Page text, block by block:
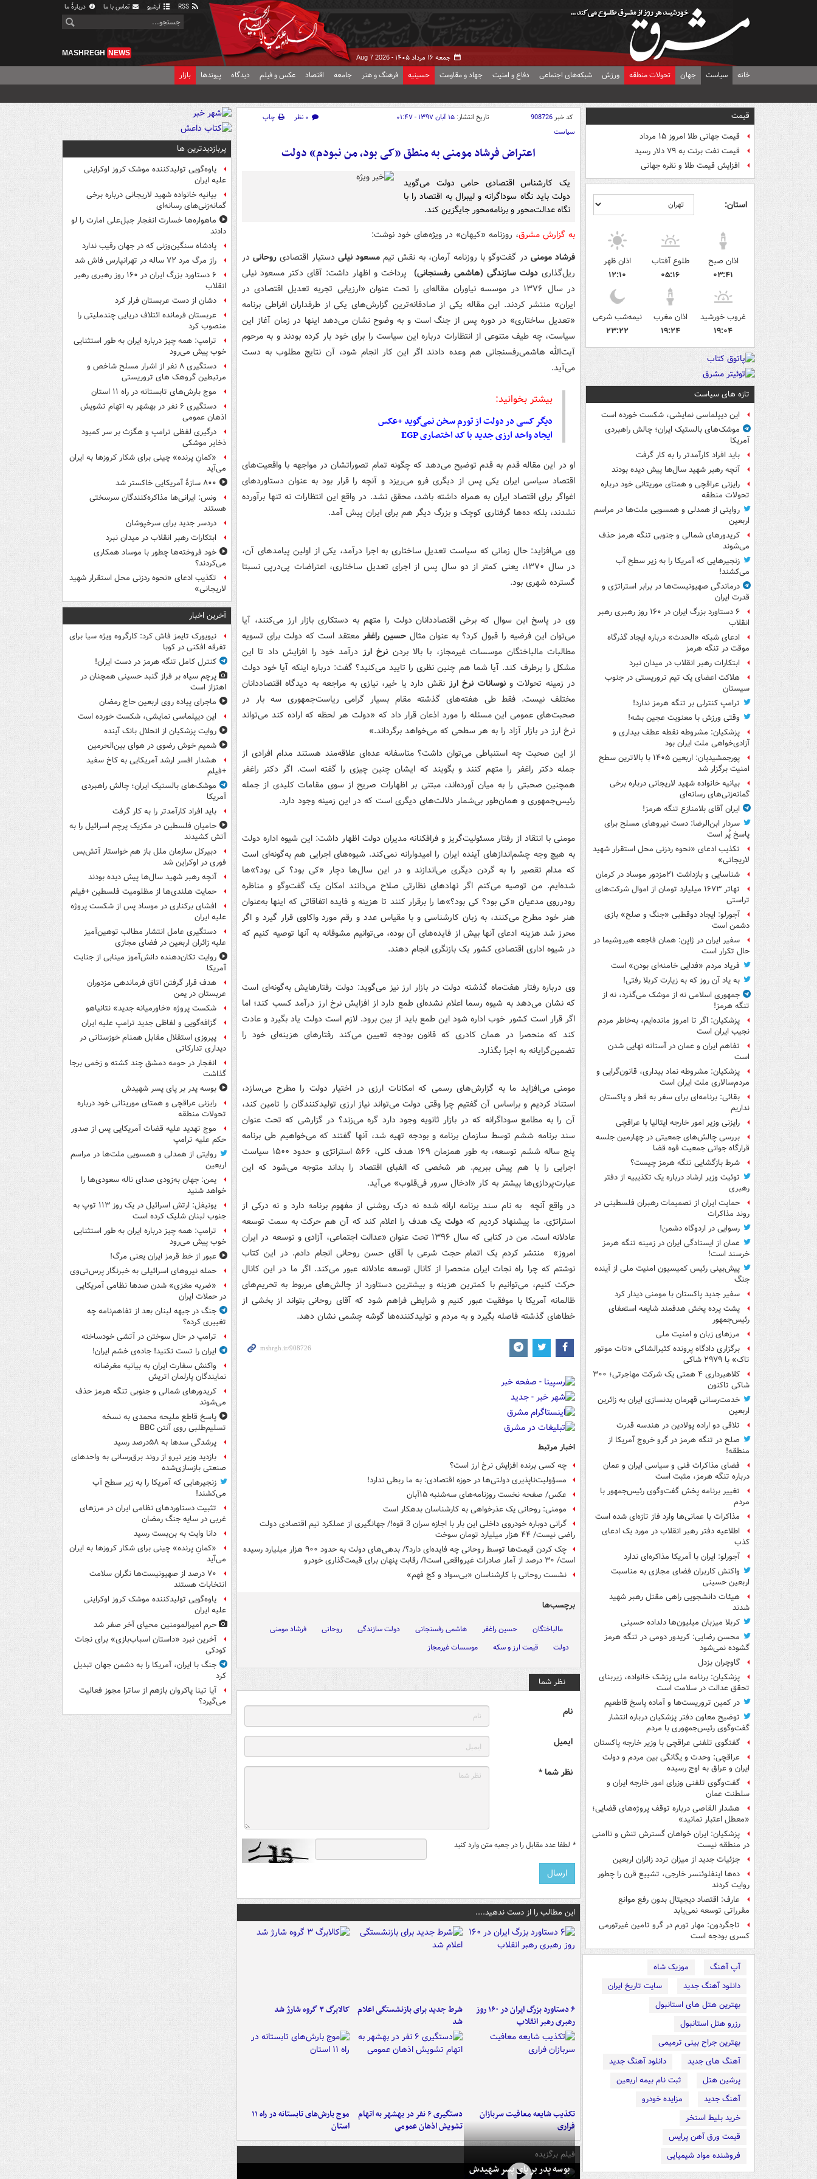
آرشیو تماس با ما دربارهٔ ما
جمعه ۱۶ مرداد ۱۴۰۵ - Aug 7 2026
MASHREGH NEWS
خانه سیاست جهان تحولات منطقه ورزش شبکه‌های اجتماعی دفاع و امنیت جهاد و مقاومت حسینیه فرهنگ و هنر جامعه اقتصاد عکس و فیلم دیدگاه پیوندها بازار
قیمت
قیمت جهانی طلا امروز ۱۵ مرداد
قیمت نفت برنت به ۷۹ دلار رسید
افزایش قیمت طلا و نقره جهانی
استان:
اذان صبح
۰۳:۴۱
طلوع آفتاب
۰۵:۱۶
اذان ظهر
۱۲:۱۰
غروب خورشید
۱۹:۰۴
اذان مغرب
۱۹:۲۴
نیمه‌شب شرعی
۲۳:۲۲
تازه های سیاست
این دیپلماسی نمایشی، شکست خورده است
موشک‌های بالستیک ایران؛ چالش راهبردی
آمریکا
باید افراد کارآمدتر را به کار گرفت
آنچه رهبر شهید سال‌ها پیش دیده بودند
رایزنی عراقچی و همتای موریتانی خود درباره
تحولات منطقه
روایتی از همدلی و همسویی ملت‌ها در مراسم
اربعین
کریدورهای شمالی و جنوبی تنگه هرمز حذف
می‌شوند
زنجیرهایی که آمریکا را به زیر سطح آب
می‌کشند!
درماندگی صهیونیست‌ها در برابر استراتژی و
قدرت ایران
۶ دستاورد بزرگ ایران در ۱۶۰ روز رهبری رهبر
انقلاب
ادعای شبکه «الحدث» درباره ایجاد گذرگاه
موقت در تنگه هرمز
ابتکارات رهبر انقلاب در میدان نبرد
هلاکت اعضای یک تیم تروریستی در جنوب
سیستان
ترامپ کنترلی بر تنگه هرمز ندارد!
وقتی ورزش با معنویت عجین بشه!
پزشکیان: مشروطه نقطه عطف بیداری و
آزادی‌خواهی ملت ایران بود
پورجمشیدیان: اربعین ۱۴۰۵ با بالاترین سطح
امنیت برگزار شد
بیانیه خانواده شهید لاریجانی درباره برخی
گمانه‌زنی‌های رسانه‌ای
ایران آقای بلامنازع تنگه هرمز!
سردار ابن‌الرضا: دست نیروهای مسلح برای
پاسخ پُر است
تکذیب ادعای «نحوه ردزنی محل استقرار شهید
لاریجانی»
شناسایی و بازداشت ۲۱مزدور موساد در کرمان
تهاتر ۱۶۷۳ میلیارد تومان از اموال شرکت‌های
تراستی
آجورلو: ایجاد دوقطبی «جنگ و صلح‌» بازی
دشمن است
سفیر ایران در ژاپن: همان فاجعه هیروشیما در
حال تکرار است
فریاد مردم «فدایی خامنه‌ای بودن» است
به یاد آن روز که به زیارت کربلا رفتی!
جمهوری اسلامی نه از موشک می‌گذرد، نه از
تنگه هرمز!
پزشکیان: اگر تا امروز مانده‌ایم، به‌خاطر مردم
نجیب ایران است
تفاهم ایران و عمان در آستانه نهایی شدن
است
پزشکیان: مشروطه نماد بیداری، قانون‌گرایی و
مردم‌سالاری ملت ایران است
بقائی: برنامه‌ای برای سفر به قطر و پاکستان
نداریم
رایزنی وزیر امور خارجه ایتالیا با عراقچی
بررسی چالش‌های جمعیتی در چهارمین جلسه
قرارگاه جوانی جمعیت قوه قضا
شرط بازگشایی تنگه هرمز چیست؟
توئیت وزیر ارشاد درباره یک تکذیبیه از دفتر
رهبری
حمایت ایران از تصمیمات رهبران فلسطینی در
روند مذاکرات
رسوایی در اردوگاه دشمن!
عمان از ایستادگی ایران در زمینه تنگه هرمز
خرسند است!
پیش‌بینی رئیس کمیسیون امنیت ملی از آینده
جنگ
سفیر جدید پاکستان با مومنی دیدار کرد
پشت پرده پخش هدفمند شایعه استعفای
رئیس‌جمهور
مرزهای زبان و امنیت ملی
برگزاری دادگاه پرونده کثیرالشاکی «تات موتور
تاک» با ۲۹۷۹ شاکی
کلاهبرداری ۴ همتی یک شرکت مهاجرتی؛ ۳۰۰
شاکی تاکنون
خدمت‌رسانی قهرمان بدنسازی ایران به زائرین
اربعین
تلاقی دو اراده پولادین در هندسه قدرت
صلح در تنگه هرمز در گرو خروج آمریکا از
منطقه!
فضای مذاکرات فنی و سیاسی ایران و عمان
درباره تنگه هرمز، مثبت است
تغییر برنامه پخش گفت‌وگوی رئیس‌جمهور با
مردم
مذاکرات با عمانی‌ها وارد فاز تازه‌ای شده است
اطلاعیه دفتر رهبر انقلاب در مورد یک ادعای
کذب
آجورلو: ایران با آمریکا مذاکره‌ای ندارد
واکنش کاربران فضای مجازی به مناسبت
اربعین حسینی
هیئات دانشجویی راهی مقتل رهبر شهید
شدند
کربلا میزبان میلیون‌ها دلداده حسینی
محسن رضایی: کریدور دومی در تنگه هرمز
گشوده نمی‌شود
گاوچران بزدل
پزشکیان: برنامه ملی پزشک خانواده، زیربنای
تحقق عدالت در سلامت است
در کمین تروریست‌ها و آماده پاسخ قاطعیم
توضیح معاون دفتر پزشکیان درباره انتشار
گفت‌وگوی رئیس‌جمهوری با مردم
گفتگوی تلفنی عراقچی با وزیر خارجه پاکستان
عراقچی: وحدت و یگانگی بین مردم و دولت
ایران و عراق به اوج رسیده
گفت‌وگوی تلفنی وزرای امور خارجه ایران و
سلطنت عمان
هشدار القاصی درباره توقف پروژه‌های قضایی؛
«معطل اعتبار نمانید»
پزشکیان: ایران خواهان گسترش تنش و ناامنی
در منطقه نیست
جزئیات جدید از میزان تردد زائران اربعین
ده‌ها اینفلوئنسر خارجی، تشییع قرن را چطور
روایت کردند
عارف: اقتصاد دیجیتال بدون رفع موانع
مقرراتی توسعه نمی‌یابد
تاجگردون: مهار تورم در گرو تامین غیرتورمی
کسری بودجه است
آپ آهنگ
موزیک شاه
دانلود آهنگ جدید
سایت تاریخ ایران
بهترین هتل های استانبول
رزرو هتل استانبول
بهترین جراح بینی ترمیمی
آهنگ های جدید
دانلود آهنگ جدید
پرشین هتل
ثبت نام بیمه اربعین
آهنگ جدید
مزایده خودرو
خرید بلیط استخر
قیمت ورق آهن پرایس
فروشنده مواد شیمیایی
کد خبر908726 تاریخ انتشار: ۱۵ آبان ۱۳۹۷ - ۰۱:۴۷ ۰ نظر
چاپ
سیاست
اعتراض فرشاد مومنی به منطق «کی بود، من نبودم» دولت
یک کارشناس اقتصادی حامی دولت می‌گوید
دولت باید نگاه سوداگرانه و لیبرال به اقتصاد را با
نگاه عدالت‌محور و برنامه‌محور جایگزین کند.
به گزارش مشرق، روزنامه «کیهان» در ویژه‌های خود نوشت:
فرشاد مومنی در گفت‌وگو با روزنامه آرمان، به نقش تیم مسعود نیلی دستیار اقتصادی روحانیدر
ریل‌گذاری دولت سازندگی (هاشمی رفسنجانی) پرداخت و اظهار داشت: آقای دکتر مسعود نیلی
در سال ۱۳۷۶ در موسسه نیاوران مقاله‌ای را تحت عنوان «ارزیابی تجربه تعدیل اقتصادی در
ایران» منتشر کردند. این مقاله یکی از صادقانه‌ترین گزارش‌های یکی از طرفداران افراطی برنامه
«تعدیل ساختاری» در دوره پس از جنگ است و به وضوح نشان می‌دهد اینها در زمان آغاز این
سیاست، چه طیف متنوعی از انتظارات درباره این سیاست را برای خود بار کرده بودند و به مرحوم
آیت‌الله هاشمی‌رفسنجانی هم وعده دادند اگر این کار انجام شود، آن نتایج مطلوب به دست
می‌آید.
بیشتر بخوانید:
دیگر کسی در دولت از تورم سخن نمی‌گوید +عکس
ایجاد واحد ارزی جدید با کد اختصاری EGP
او در این مقاله قدم به قدم توضیح می‌دهد که چگونه تمام تصوراتشان در مواجهه با واقعیت‌های
اقتصاد سیاسی ایران یکی پس از دیگری فرو می‌ریزد و آنچه را قرار بود به عنوان دستاوردهای
اغواگر برای اقتصاد ایران به همراه داشته باشد، محقق نشد. در واقع این انتظارات نه تنها برآورده
نشدند، بلکه ده‌ها گرفتاری کوچک و بزرگ دیگر هم برای ایران پیش آمد.
وی می‌افزاید: حال زمانی که سیاست تعدیل ساختاری به اجرا درآمد، یکی از اولین پیامدهای آن،
در سال ۱۳۷۰، یعنی کمتر از دو سال پس از اجرای تعدیل ساختاری، اعتراضات پی‌درپی نسبتا
گسترده شهری بود.
وی در پاسخ این سوال که برخی اقتصاددانان دولت را متهم به دستکاری بازار ارز می‌کنند، آیا
می‌توان این فرضیه را قبول کرد؟ به عنوان مثال حسین راغفر معتقد است که دولت برای تسویه
مطالبات مالباختگان موسسات غیرمجاز، با بالا بردن نرخ ارزدرآمد خود را افزایش داد تا این
مشکل را برطرف کند. آیا شما هم چنین نظری را تایید می‌کنید؟ گفت: درباره اینکه آیا خود دولت
در زمینه تحولات و نوسانات نرخ ارز نقش دارد یا خیر، نیازی به مراجعه به دیدگاه اقتصاددانان
مختلف نیست. فقط طی هفته‌های گذشته مقام بسیار گرامی ریاست‌جمهوری سه بار در
صحبت‌های عمومی این مسئله را مورد اذعان قرار داد که «دولت هر لحظه که اراده کند می‌تواند
نرخ ارز در بازار آزاد را به هر سطحی که می‌خواهد برگرداند.»
از این صحبت چه استنباطی می‌توان داشت؟ متاسفانه عده‌ای علاقه‌مند هستند مدام افرادی از
جمله دکتر راغفر را متهم کنند و بگویند که ایشان چنین چیزی را گفته است. اگر دکتر راغفر
همچنین صحبتی را به میان آورده‌اند، مبتنی بر اظهارات صریح از سوی مقامات کلیدی از جمله
رئیس‌جمهوری و همان‌طور بی‌شمار دلالت‌های دیگری است که در این زمینه وجود دارد.
مومنی با انتقاد از رفتار مسئولیت‌گریز و فرافکنانه مدیران دولت اظهار داشت: این شیوه اداره دولت
به هیچ وجه چشم‌اندازهای آینده ایران را امیدوارانه نمی‌کند. شیوه‌های اجرایی هم به‌گونه‌ای است
که مدام تقصیر را به گردن دیگری می‌اندازند و در این سال‌ها دچار «کی بود؟ کی بود؟»‌ها
شده‌ایم. من توصیه می‌کنم اگر نهادهای نظارتی صلاح می‌دانند امکان یک گفت‌وگو و مناظره
رودرروی مدعیان «کی بود؟ کی بود؟»ها را برقرار کنند تا هزینه و فایده اتفاقاتی که اینها به‌عنوان
هنر خود مطرح می‌کنند، به زبان کارشناسی و با مقیاس عدد و رقم مورد واکاوی قرار گیرد و اگر
محرز شد هزینه ادعای آنها بیش از فایده‌های آن بوده، می‌توانیم مشوقانه به آنها توصیه کنیم که
در شیوه اداری اقتصادی کشور یک بازنگری انجام دهند.
وی درباره رفتار هفت‌ماه گذشته دولت در بازار ارز نیز می‌گوید: دولت رفتارهایش به‌گونه‌ای است
که نشان می‌دهد به شیوه رسما اعلام نشده‌ای طمع دارد از افزایش نرخ ارز درآمد کسب کند؛ اما
اگر قرار است کشور خوب اداره شود این طمع باید از بین برود. لازم است دولت یاد بگیرد و عادت
کند که منحصرا در همان کادری که قانون بودجه تعیین می‌کند رفتارهای هزینه‌ای خود را
تضمین‌گرایانه به اجرا بگذارد.
مومنی می‌افزاید ما به گزارش‌های رسمی که امکانات ارزی در اختیار دولت را مطرح می‌سازد،
استناد کردیم و براساس آن گفتیم چرا وقتی دولت می‌تواند نیاز ارزی تولیدکنندگان را تامین کند،
آن را به مطامع سوداگرانه که در بازار ثانویه وجود دارد گره می‌زند؟ در گزارشی که تحت عنوان
سند برنامه ششم توسط سازمان برنامه و بودجه تهیه شد، آنها گفتند که می‌خواهیم طی برنامه
پنج ساله ششم توسعه، به طور همزمان ۱۶۹ هدف کلی، ۵۶۶ استراتژی و حدود ۱۵۰۰ سیاست
اجرایی را با هم پیش ببریم. هر شخصی که الفبای اقتصاد را بداند متوجه می‌شود که این
عبارت‌پردازی‌ها بیشتر به کار «ادخال سرور فی‌قلوب» می‌آید.
در واقع آنچه به نام سند برنامه ارائه شده نه درک روشنی از مفهوم برنامه دارد و نه درکی از
استراتژی. ما پیشنهاد کردیم که دولتیک هدف را اعلام کند که آن هم حرکت به سمت توسعه
عادلانه است. من در کتابی که سال ۱۳۹۶ تحت عنوان «عدالت اجتماعی، آزادی و توسعه در ایران
امروز» منتشر کردم یک اتمام حجت‌ شرعی با آقای حسن روحانی انجام دادم. در این کتاب
نوشتم که چرا راه نجات ایران منحصرا از کانال توسعه عادلانه عبور می‌کند. اگر ما در این کانال
حرکت کنیم، می‌توانیم با کمترین هزینه و بیشترین دستاورد از چالش‌های مربوط به تحریم‌های
ظالمانه آمریکا با موفقیت عبور کنیم و شرایطی فراهم شود که آقای روحانی بتواند از بخشی از
خطاهای گذشته فاصله بگیرد و به مردم و تولیدکننده‌ها گوشه چشمی نشان دهد.
اخبار مرتبط
چه کسی برنده افزایش نرخ ارز است؟
مسؤولیت‌ناپذیری دولتی‌ها در حوزه اقتصادی: به ما ربطی ندارد!
عکس/ صفحه نخست روزنامه‌های سه‌شنبه ۱۵آبان
مومنی: روحانی یک عذرخواهی به کارشناسان بدهکار است
گرانی دوباره خودروی داخلی این بار با اجازه سران 3 قوه!/ جهانگیری از عملکرد تیم اقتصادی دولت
راضی نیست/ ۴۴ هزار میلیارد تومان سوخت
چک کردن قیمت‌ها توسط روحانی چه فایده‌ای دارد؟/ بدهی‌های دولت به حدود ۹۰۰ هزار میلیارد رسیده
است/ ۳۰ درصد از آمار صادرات غیرواقعی است!/ رقابت پنهان برای قیمت‌گذاری خودرو
نشست روحانی با کارشناسان «بی‌سواد و کج فهم»
برچسب‌ها
مالباختگان حسین راغفر هاشمی رفسنجانی دولت سازندگی روحانی
فرشاد مومنی
دولت
قیمت ارز و سکه موسسات غیرمجاز
نظر شما
نام
ایمیل
نظر شما *
* لطفا عدد مقابل را در جعبه متن وارد کنید
این مطالب را از دست ندهید....
۶ دستاورد بزرگ ایران در ۱۶۰ روز
رهبری رهبر انقلاب
شرط جدید برای بازنشستگی اعلام
شد
کالابرگ ۳ گروه شارژ شد
تکذیب شایعه معافیت سربازان
فراری
دستگیری ۶ نفر در بهشهر به اتهام
تشویش اذهان عمومی
موج بارش‌های تابستانه در راه ۱۱
استان
فیلم برگزیده
بوسه‌ پدر بر پای پسر شهیدش
پربازدیدترین ها
یاوه‌گویی تولیدکننده موشک کروز اوکراینی
علیه ایران
بیانیه خانواده شهید لاریجانی درباره برخی
گمانه‌زنی‌های رسانه‌ای
ماهواره‌ها خسارت انفجار جبل‌علی امارت را لو
دادند
پادشاه سنگین‌وزنی که در جهان رقیب ندارد
راز مرگ مرد ۷۲ ساله در تهرانپارس فاش شد
۶ دستاورد بزرگ ایران در ۱۶۰ روز رهبری رهبر
انقلاب
دشان از دست عربستان فرار کرد
عربستان فرمانده ائتلاف دریایی چندملیتی را
منصوب کرد
ترامپ: همه چیز درباره ایران به طور استثنایی
خوب پیش می‌رود
دستگیری ۸ نفر از اشرار مسلح شاخص و
مرتبطین گروهک های تروریستی
موج بارش‌های تابستانه در راه ۱۱ استان
دستگیری ۶ نفر در بهشهر به اتهام تشویش
اذهان عمومی
درگیری لفظی ترامپ و هگزث بر سر کمبود
ذخایر موشکی
«کمانِ پرنده» چینی برای شکار کروزها به ایران
می‌آید
۸۰۰ سازۀ آمریکایی خاکستر شد
ونس: ایرانی‌ها مذاکره‌کنندگان سرسختی
هستند
دردسر جدید برای سرخپوشان
ابتکارات رهبر انقلاب در میدان نبرد
خود فروخته‌ها چطور با موساد همکاری
می‌کردند؟
تکذیب ادعای «نحوه ردزنی محل استقرار شهید
لاریجانی»
آخرین اخبار
نیویورک تایمز فاش کرد: کارگروه ویژه سیا برای
تفرقه افکنی در کوبا
کنترل کامل تنگه هرمز در دست ایران!
پرچم سیاه بر فراز گنبد حسینی همچنان در
اهتزاز است
ماجرای پیاده روی اربعین حاج رمضان
این دیپلماسی نمایشی، شکست خورده است
روایت پزشکیان از انحلال بانک آینده
شمیم خوش رضوی در هوای بین‌الحرمین
هشدار افسر ارشد آمریکایی به کاخ سفید
+فیلم
موشک‌های بالستیک ایران؛ چالش راهبردی
آمریکا
باید افراد کارآمدتر را به کار گرفت
حامیان فلسطین در مکزیک پرچم اسرائیل را به
آتش کشیدند
دبیرکل سازمان ملل باز هم خواستار آتش‌بس
فوری در اوکراین شد
آنچه رهبر شهید سال‌ها پیش دیده بودند
حمایت هلندی‌ها از مظلومیت فلسطین +فیلم
افشای برکناری در موساد پس از شکست پروژه
علیه ایران
دستگیری عامل انتشار مطالب توهین‌آمیز
علیه زائران اربعین در فضای مجازی
روایت تکان‌دهنده دانش‌آموز مینابی از جنایت
آمریکا
هدف قرار گرفتن اتاق‌ فرماندهی مزدوران
عربستان در یمن
شکست پروژه «خاورمیانه جدید» نتانیاهو
گزافه‌گویی و لفاظی جدید ترامپ علیه ایران
پیروزی استقلال مقابل همنام خوزستانی در
دیداری تدارکاتی
انفجار در حومه دمشق چند کشته و زخمی برجا
گذاشت
بوسه‌ پدر بر پای پسر شهیدش
رایزنی عراقچی و همتای موریتانی خود درباره
تحولات منطقه
موج تهدید علیه قضات آمریکایی پس از صدور
حکم علیه ترامپ
روایتی از همدلی و همسویی ملت‌ها در مراسم
اربعین
یمن: جهان به‌زودی صدای ناله سعودی‌ها را
خواهد شنید
یونیفل: ارتش اسرائیل در یک روز ۱۱۳ توپ به
جنوب لبنان شلیک کرده است
ترامپ: همه چیز درباره ایران به طور استثنایی
خوب پیش می‌رود
عبور از خط قرمز ایران یعنی مرگ!
حمله نیروهای اسرائیلی به خبرنگار پرس‌تی‌وی
«ضربه مغزی» شدن صدها نظامی آمریکایی
در حملات ایران
جنگ در جبهه لبنان بعد از تفاهم‌نامه چه
تغییری کرده؟
ترامپ در حال سوختن در آتشی خودساخته
ایران را تست نکنید! جاده‌ی خشم ایران!
واکنش سفارت ایران به بیانیه مغرضانه
نمایندگان پارلمان اتریش
کریدورهای شمالی و جنوبی تنگه هرمز حذف
می‌شوند
پاسخ قاطع ملیحه محمدی به نسخه
تسلیم‌طلبی روی آنتن BBC
پرشدگی سدها به ۵۸درصد رسید
بازدید وزیر نیرو از روند برق‌رسانی به واحدهای
صنعتی بازسازی‌شده
زنجیرهایی که آمریکا را به زیر سطح آب
می‌کشند!
تثبیت دستاوردهای نظامی ایران در مرزهای
غربی در سایه جنگ رمضان
دانا وایت به بن‌بست رسید
«کمانِ پرنده» چینی برای شکار کروزها به ایران
می‌آید
۷۰ درصد از صهیونیست‌ها نگران سلامت
انتخابات هستند
یاوه‌گویی تولیدکننده موشک کروز اوکراینی
علیه ایران
حرم امیرالمومنین محیای آخر صفر شد
آخرین نبرد «داستان اسباب‌بازی» برای نجات
کودکی
جنگ با ایران، آمریکا را به دشمن جهان تبدیل
کرد
آیا تینا پاکروان بازهم از ساترا مجوز فعالیت
می‌گیرد؟